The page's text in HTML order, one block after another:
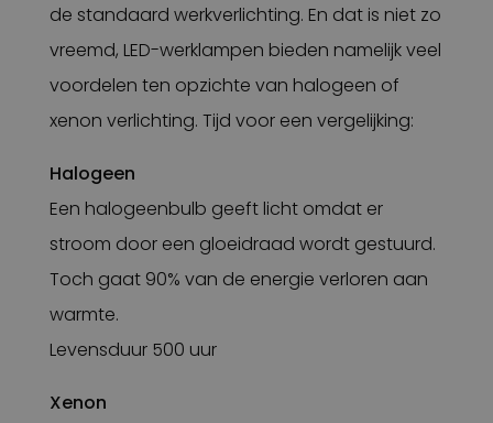
de standaard werkverlichting. En dat is niet zo
vreemd, LED-werklampen bieden namelijk veel
voordelen ten opzichte van halogeen of
xenon verlichting. Tijd voor een vergelijking:
Halogeen
Een halogeenbulb geeft licht omdat er
stroom door een gloeidraad wordt gestuurd.
Toch gaat 90% van de energie verloren aan
warmte.
Levensduur 500 uur
Xenon